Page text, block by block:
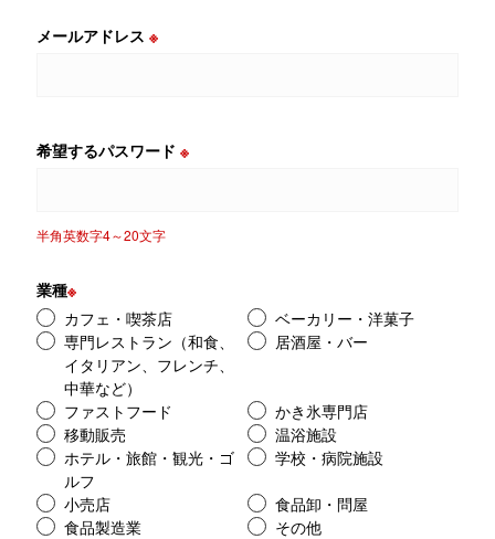
メールアドレス※
希望するパスワード※
半角英数字4～20文字
業種※
カフェ・喫茶店
ベーカリー・洋菓子
専門レストラン（和食、
イタリアン、フレンチ、
中華など）
居酒屋・バー
ファストフード
かき氷専門店
移動販売
温浴施設
ホテル・旅館・観光・ゴ
ルフ
学校・病院施設
小売店
食品卸・問屋
食品製造業
その他